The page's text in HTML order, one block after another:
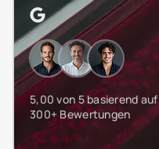
5,00 von 5 basierend auf
300+ Bewertungen